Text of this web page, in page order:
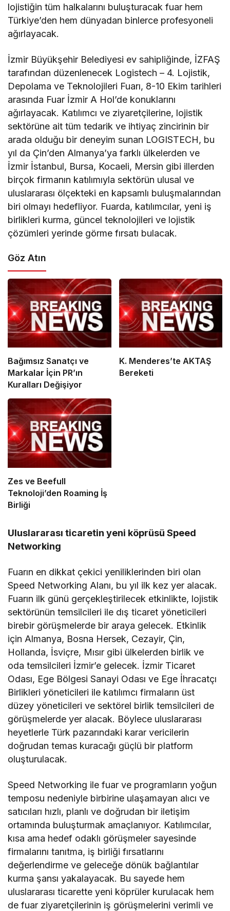
lojistiğin tüm halkalarını buluşturacak fuar hem
Türkiye’den hem dünyadan binlerce profesyoneli
ağırlayacak.
İzmir Büyükşehir Belediyesi ev sahipliğinde, İZFAŞ
tarafından düzenlenecek Logistech – 4. Lojistik,
Depolama ve Teknolojileri Fuarı, 8-10 Ekim tarihleri
arasında Fuar İzmir A Hol’de konuklarını
ağırlayacak. Katılımcı ve ziyaretçilerine, lojistik
sektörüne ait tüm tedarik ve ihtiyaç zincirinin bir
arada olduğu bir deneyim sunan LOGISTECH, bu
yıl da Çin’den Almanya’ya farklı ülkelerden ve
İzmir İstanbul, Bursa, Kocaeli, Mersin gibi illerden
birçok firmanın katılımıyla sektörün ulusal ve
uluslararası ölçekteki en kapsamlı buluşmalarından
biri olmayı hedefliyor. Fuarda, katılımcılar, yeni iş
birlikleri kurma, güncel teknolojileri ve lojistik
çözümleri yerinde görme fırsatı bulacak.
Göz Atın
Bağımsız Sanatçı ve
Markalar İçin PR’ın
Kuralları Değişiyor
K. Menderes’te AKTAŞ
Bereketi
Zes ve Beefull
Teknoloji’den Roaming İş
Birliği
Uluslararası ticaretin yeni köprüsü Speed
Networking
Fuarın en dikkat çekici yeniliklerinden biri olan
Speed Networking Alanı, bu yıl ilk kez yer alacak.
Fuarın ilk günü gerçekleştirilecek etkinlikte, lojistik
sektörünün temsilcileri ile dış ticaret yöneticileri
birebir görüşmelerde bir araya gelecek. Etkinlik
için Almanya, Bosna Hersek, Cezayir, Çin,
Hollanda, İsviçre, Mısır gibi ülkelerden birlik ve
oda temsilcileri İzmir’e gelecek. İzmir Ticaret
Odası, Ege Bölgesi Sanayi Odası ve Ege İhracatçı
Birlikleri yöneticileri ile katılımcı firmaların üst
düzey yöneticileri ve sektörel birlik temsilcileri de
görüşmelerde yer alacak. Böylece uluslararası
heyetlerle Türk pazarındaki karar vericilerin
doğrudan temas kuracağı güçlü bir platform
oluşturulacak.
Speed Networking ile fuar ve programların yoğun
temposu nedeniyle birbirine ulaşamayan alıcı ve
satıcıları hızlı, planlı ve doğrudan bir iletişim
ortamında buluşturmak amaçlanıyor. Katılımcılar,
kısa ama hedef odaklı görüşmeler sayesinde
firmalarını tanıtma, iş birliği fırsatlarını
değerlendirme ve geleceğe dönük bağlantılar
kurma şansı yakalayacak. Bu sayede hem
uluslararası ticarette yeni köprüler kurulacak hem
de fuar ziyaretçilerinin iş görüşmelerini verimli ve